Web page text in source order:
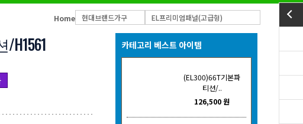
1
EL프리미엄파티션
칼라철재
3
Home 현대브랜드가구 EL프리미엄패널(고급형)
H1561 카테고리 베스트 아이템
(EL300)66T기본파
티션/..
126,500 원